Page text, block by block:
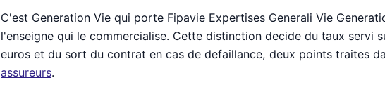
C'est Generation Vie qui porte Fipavie Expertises Generali Vie
l'enseigne qui le commercialise. Cette distinction decide du taux servi
euros et du sort du contrat en cas de defaillance, deux points traites
assureurs.